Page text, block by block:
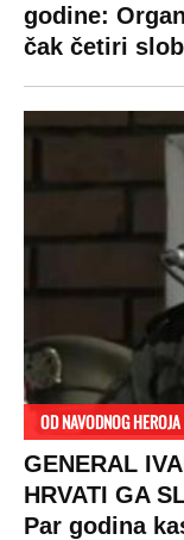
godine:
čak četiri
OD NAVODNOG
GENERAL
HRVATI GA
Par godina